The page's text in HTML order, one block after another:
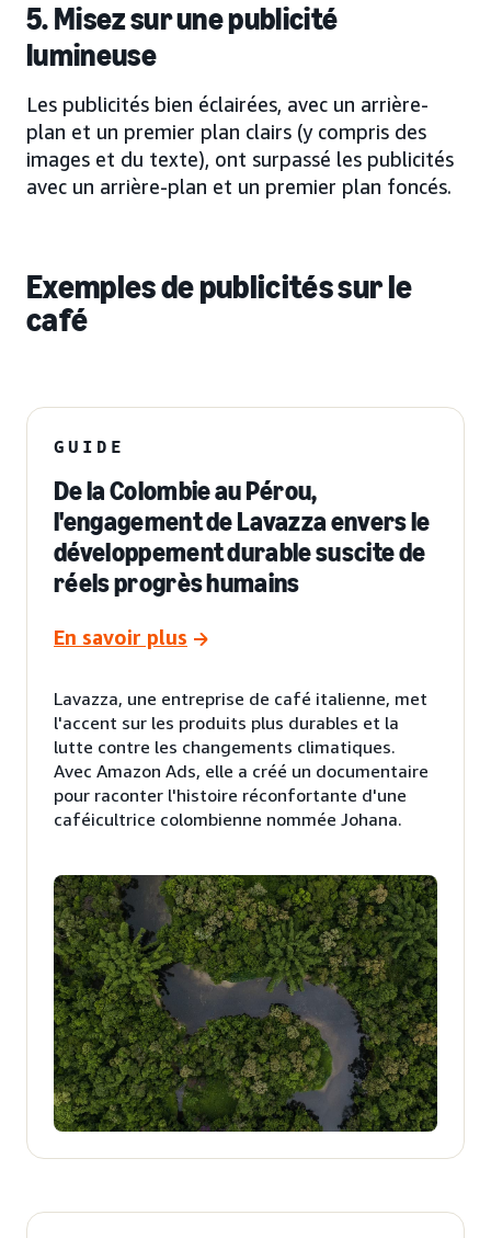
5. Misez sur une publicité
lumineuse
Les publicités bien éclairées, avec un arrière-
plan et un premier plan clairs (y compris des
images et du texte), ont surpassé les publicités
avec un arrière-plan et un premier plan foncés.
Exemples de publicités sur le
café
GUIDE
De la Colombie au Pérou,
l'engagement de Lavazza envers le
développement durable suscite de
réels progrès humains
En savoir plus
Lavazza, une entreprise de café italienne, met
l'accent sur les produits plus durables et la
lutte contre les changements climatiques.
Avec Amazon Ads, elle a créé un documentaire
pour raconter l'histoire réconfortante d'une
caféicultrice colombienne nommée Johana.